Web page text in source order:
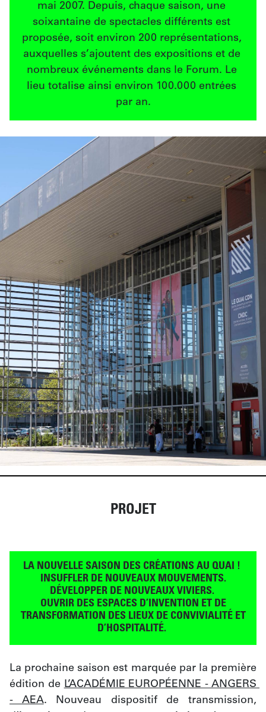
mai 2007. Depuis, chaque saison, une
soixantaine de spectacles différents est
proposée, soit environ 200 représentations,
auxquelles s’ajoutent des expositions et de
nombreux événements dans le Forum. Le
lieu totalise ainsi environ 100.000 entrées
par an.
PROJET
LA NOUVELLE SAISON DES CRÉATIONS AU QUAI !
INSUFFLER DE NOUVEAUX MOUVEMENTS.
DÉVELOPPER DE NOUVEAUX VIVIERS.
OUVRIR DES ESPACES D’INVENTION ET DE
TRANSFORMATION DES LIEUX DE CONVIVIALITÉ ET
D’HOSPITALITÉ.
La prochaine saison est marquée par la première
édition de L’ACADÉMIE EUROPÉENNE - ANGERS
- AEA. Nouveau dispositif de transmission,